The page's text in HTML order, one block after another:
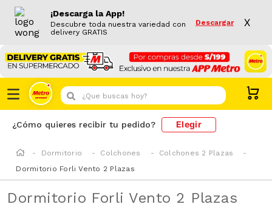
¡Descarga la App!
Descubre toda nuestra variedad con
delivery GRATIS
Descargar X
¿Que buscas hoy?
¿Cómo quieres recibir tu pedido? Elegir
Dormitorio Colchones
Colchones 2 Plazas
Dormitorio Forli Vento 2 Plazas
Dormitorio Forli Vento 2 Plazas